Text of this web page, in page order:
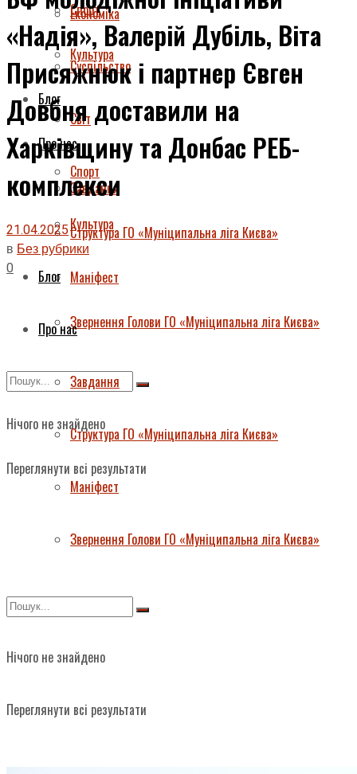
Спорт
Культура
Блог
Про нас
Завдання
Структура ГО «Муніципальна ліга Києва»
Маніфест
Звернення Голови ГО «Муніципальна ліга Києва»
Нічого не знайдено
Переглянути всі результати
Економіка
Суспільство
Світ
Спорт
Культура
Блог
Про нас
Завдання
Структура ГО «Муніципальна ліга Києва»
Маніфест
Звернення Голови ГО «Муніципальна ліга Києва»
Нічого не знайдено
Переглянути всі результати
«Надія», Валерій Дубіль, Віта
Присяжнюк і партнер Євген
Довбня доставили на
Харківщину та Донбас РЕБ-
комплекси
21.04.2025
в Без рубрики
0